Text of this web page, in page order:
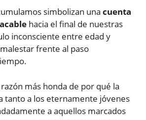
simbolizan una cuenta
hacia el final de nuestras
inconsciente entre edad y
frente al paso
más honda de por qué la
tanto a los eternamente jóvenes
a aquellos marcados